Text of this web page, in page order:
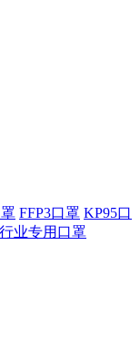
FFP3口罩 KP95口
行业专用口罩